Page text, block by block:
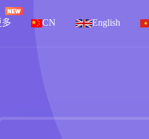
多 CN English